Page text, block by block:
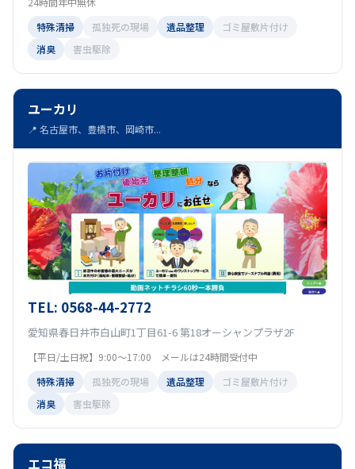
特殊清掃
孤独死の現場 遺品整理
ゴミ屋敷片付け
消臭
害虫駆除
ユーカリ
📍 名古屋市、豊橋市、岡崎市...
TEL: 0568-44-2772
愛知県春日井市白山町1丁目61-6 第18オーシャンプラザ2F
【平日/土日祝】9:00～17:00 メールは24時間受付中
特殊清掃
孤独死の現場 遺品整理
ゴミ屋敷片付け
消臭
害虫駆除
エコ福